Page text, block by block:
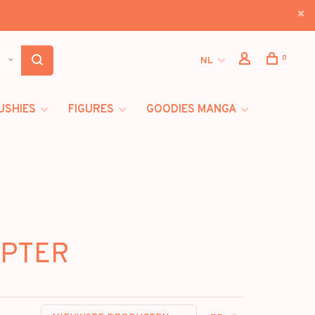
NL 0
FIGURES
GOODIES MANGA